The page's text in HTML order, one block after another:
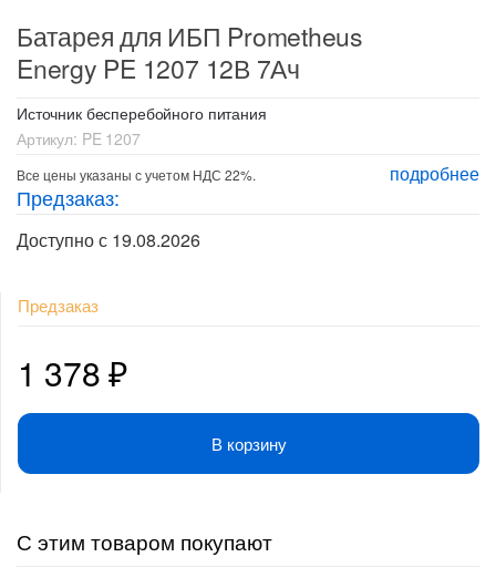
Батарея для ИБП Prometheus
Energy PE 1207 12В 7Ач
Источник бесперебойного питания
Артикул: PE 1207
подробнее
Все цены указаны с учетом НДС 22%.
Предзаказ:
Доступно с 19.08.2026
Предзаказ
1 378₽
В корзину
С этим товаром покупают